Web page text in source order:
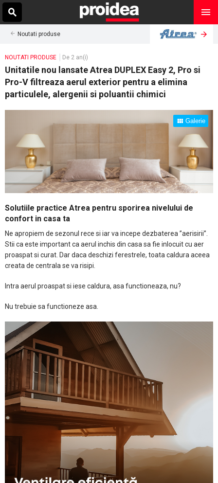
Noutati produse
NOUTATI PRODUSE De 2 an(i)
Unitatile nou lansate Atrea DUPLEX Easy 2, Pro si
Pro-V filtreaza aerul exterior pentru a elimina
particulele, alergenii si poluantii chimici
Galerie
Solutiile practice Atrea pentru sporirea nivelului de
confort in casa ta
Ne apropiem de sezonul rece si iar va incepe dezbaterea ”aerisirii”.
Stii ca este important ca aerul inchis din casa sa fie inlocuit cu aer
proaspat si curat. Dar daca deschizi ferestrele, toata caldura aceea
creata de centrala se va risipi.
Intra aerul proaspat si iese caldura, asa functioneaza, nu?
Nu trebuie sa functioneze asa.